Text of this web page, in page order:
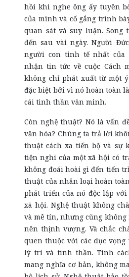
hồi khi nghe ông ấy tuyên
của mình và cố gắng trình
quan sát và suy luận. Song
đến sau vài ngày. Người
người con tinh tế nhất
nhận tin tức về cuộc Cách
không chỉ phát xuất từ một
đặc biệt bởi vì nó hoàn toàn
cái tinh thần văn minh.
Còn nghệ thuật? Nó là vấn
văn hóa? Chúng ta trả lời
thuật cách xa tiến bộ và sự
tiện nghi của một xã hội có
không đoái hoài gì đến tiến
thuật của nhân loại hoàn
phát triển của nó độc lập với
xã hội. Nghệ thuật không
và mê tín, nhưng cũng
nên thịnh vượng. Và chắc
quen thuộc với các dục
lý trí và tinh thần. Tính
mang nghĩa cơ bản, không